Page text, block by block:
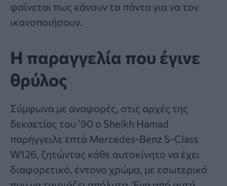
φαίνεται πως κάνουν τα πάντα για να τον
ικανοποιήσουν.
Η παραγγελία που έγινε
θρύλος
Σύμφωνα με αναφορές, στις αρχές της
δεκαετίας του ’90 ο Sheikh Hamad
παρήγγειλε επτά Mercedes-Benz S-Class
W126, ζητώντας κάθε αυτοκίνητο να έχει
διαφορετικό, έντονο χρώμα, με εσωτερικό